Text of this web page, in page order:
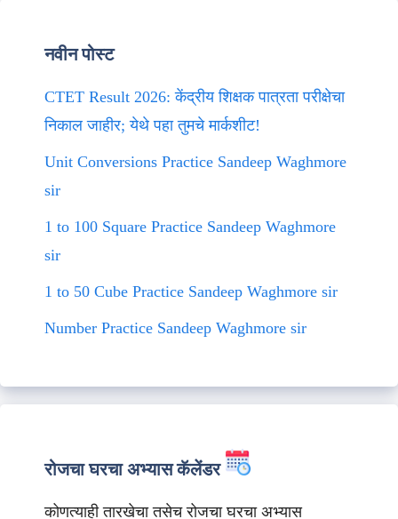
नवीन पोस्ट
CTET Result 2026: केंद्रीय शिक्षक पात्रता परीक्षेचा
निकाल जाहीर; येथे पहा तुमचे मार्कशीट!
Unit Conversions Practice Sandeep Waghmore
sir
1 to 100 Square Practice Sandeep Waghmore
sir
1 to 50 Cube Practice Sandeep Waghmore sir
Number Practice Sandeep Waghmore sir
रोजचा घरचा अभ्यास कॅलेंडर
कोणत्याही तारखेचा तसेच रोजचा घरचा अभ्यास